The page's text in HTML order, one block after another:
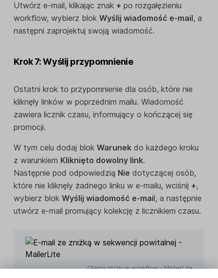
Utwórz e-mail, klikając znak + po rozgałęzieniu
workflow, wybierz blok Wyślij wiadomość e-mail, a
następni zaprojektuj swoją wiadomość.
Krok 7: Wyślij przypomnienie
Ostatni krok to przypomnienie dla osób, które nie
kliknęły linków w poprzednim mailu. Wiadomość
zawiera licznik czasu, informujący o kończącej się
promocji.
W tym celu dodaj blok Warunek do każdego kroku
z warunkiem Kliknięto dowolny link.
Następnie pod odpowiedzią Nie dotyczącej osób,
które nie kliknęły żadnego linku w e-mailu, wciśnij +,
wybierz blok Wyślij wiadomość e-mail, a następnie
utwórz e-mail promujący kolekcję z licznikiem czasu.
Oferta zniżki w workflow - MailerLite